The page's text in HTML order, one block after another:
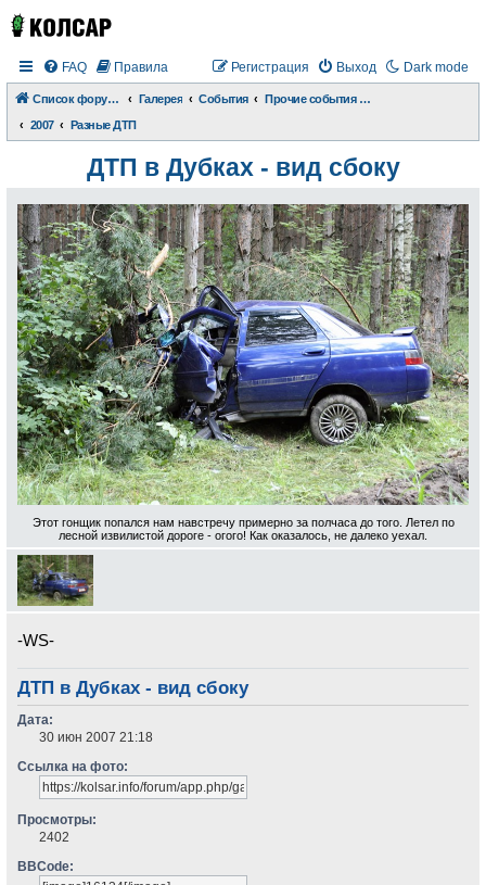
Dark mode
FAQ Правила Выход
Регистрация
Список форумов Галерея События
Прочие события и происшествия
2007
Разные ДТП
ДТП в Дубках - вид сбоку
Этот гонщик попался нам навстречу примерно за полчаса до того. Летел по
лесной извилистой дороге - огого! Как оказалось, не далеко уехал.
-WS-
ДТП в Дубках - вид сбоку
Дата:
30 июн 2007 21:18
Ссылка на фото:
Просмотры:
2402
BBCode: